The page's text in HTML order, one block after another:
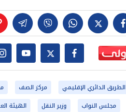
الطريق الدائري الإقليمي مركز الصف
مجلس النواب وزير النقل
الهيئة